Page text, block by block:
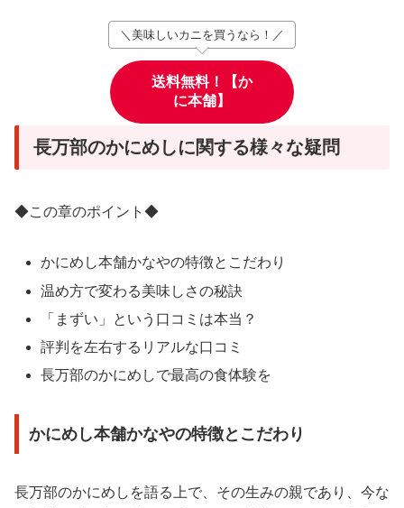
＼美味しいカニを買うなら！／
送料無料！【か
に本舗】
長万部のかにめしに関する様々な疑問
◆この章のポイント◆
かにめし本舗かなやの特徴とこだわり
温め方で変わる美味しさの秘訣
「まずい」という口コミは本当？
評判を左右するリアルな口コミ
長万部のかにめしで最高の食体験を
かにめし本舗かなやの特徴とこだわり
長万部のかにめしを語る上で、その生みの親であり、今な